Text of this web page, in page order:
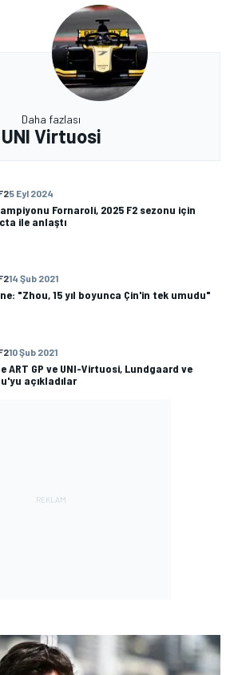
Daha fazlası
UNI Virtuosi
5 Eyl 2024
Fornaroli, 2025 F2 sezonu için
ile anlaştı
14 Şub 2021
"Zhou, 15 yıl boyunca Çin'in tek umudu"
10 Şub 2021
ART GP ve UNI-Virtuosi, Lundgaard ve
açıkladılar